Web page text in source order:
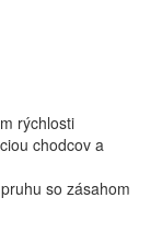
rýchlosti
chodcov a
so zásahom